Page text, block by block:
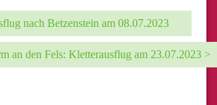
nach Betzenstein am 08.07.2023
an den Fels: Kletterausflug am 23.07.2023 >